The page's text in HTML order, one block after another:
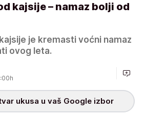
kajsije – namaz bolji od
je kremasti voćni namaz
ovog leta.
ukusa u vaš Google izbor